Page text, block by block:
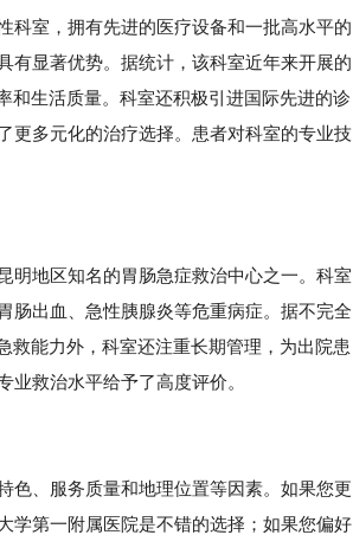
科室，拥有先进的医疗设备和一批高水平的
有显著优势。据统计，该科室近年来开展的
和生活质量。科室还积极引进国际先进的诊
更多元化的治疗选择。患者对科室的专业技
明地区知名的胃肠急症救治中心之一。科室
肠出血、急性胰腺炎等危重病症。据不完全
救能力外，科室还注重长期管理，为出院患
救治水平给予了高度评价。
色、服务质量和地理位置等因素。如果您更
学第一附属医院是不错的选择；如果您偏好